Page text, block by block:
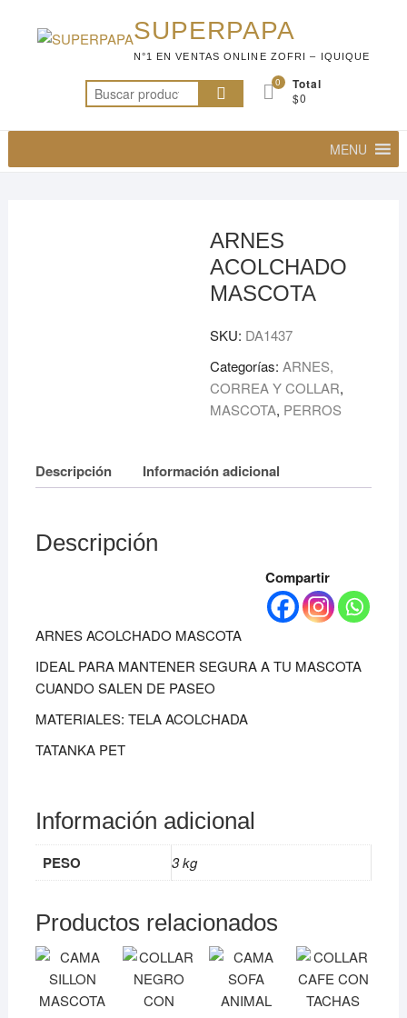
SUPERPAPA
N°1 EN VENTAS ONLINE ZOFRI – IQUIQUE
Buscar
por:
0 Total
$0
MENU
ARNES
ACOLCHADO
MASCOTA
SKU: DA1437
Categorías:ARNES,
CORREA Y COLLAR,
MASCOTA, PERROS
Descripción Información adicional
Descripción
Compartir
ARNES ACOLCHADO MASCOTA
IDEAL PARA MANTENER SEGURA A TU MASCOTA
CUANDO SALEN DE PASEO
MATERIALES: TELA ACOLCHADA
TATANKA PET
Información adicional
PESO 3 kg
Productos relacionados